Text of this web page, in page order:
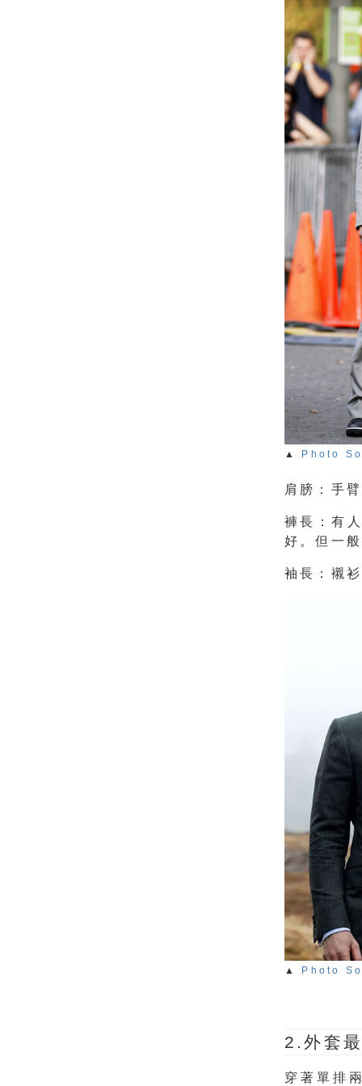
▲ Photo
肩膀：手
褲長：有
好。但一
袖長：襯
▲ Photo
2.外套
穿著單排